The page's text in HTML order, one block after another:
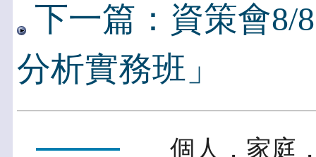
下一篇：資策會8/
分析實務班」
個人．家庭